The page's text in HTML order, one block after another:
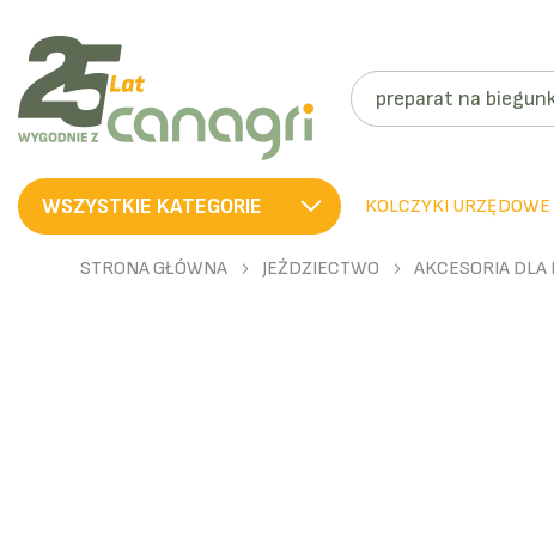
SZUKAJ
WSZYSTKIE KATEGORIE KOLCZYKI URZĘDOWE
STRONA GŁÓWNA JEŹDZIECTWO AKCESORIA DLA